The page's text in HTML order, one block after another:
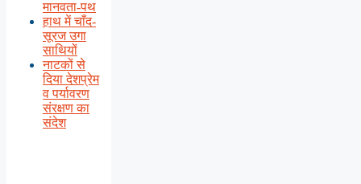
मानवता-पथ
हाथ में चाँद-
सूरज उगा
साथियों
नाटकों से
दिया देशप्रेम
व पर्यावरण
संरक्षण का
संदेश